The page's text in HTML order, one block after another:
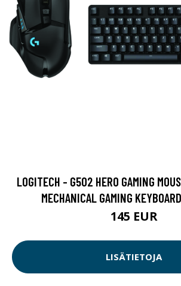
LOGITECH - G502 HERO GAMING
MECHANICAL GAMING
145 EUR
LISÄTIETOJA